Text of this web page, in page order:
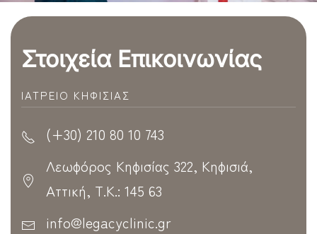
Στοιχεία Επικοινωνίας
ΙΑΤΡΕΊΟ ΚΗΦΙΣΊΑΣ
(+30) 210 80 10 743
Λεωφόρος Κηφισίας 322, Κηφισιά,
Αττική, Τ.Κ.: 145 63
info@legacyclinic.gr